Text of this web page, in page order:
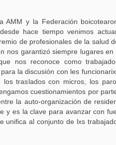
AMM y la Federación
hace tiempo venimos
de profesionales de la salud
nos garantizó siempre lugares en
nos reconoce como
la discusión con les
los traslados con micros, los
cuestionamientos por
la auto-organización de
y es la clave para avanzar con
unifica al conjunto de lxs